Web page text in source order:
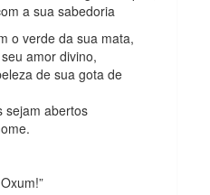
a sua sabedoria
o verde da sua mata,
amor divino,
de sua gota de
sejam abertos